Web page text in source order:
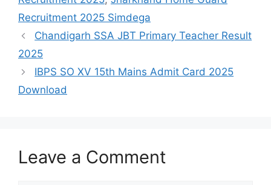
Recruitment 2025 Simdega
Chandigarh SSA JBT Primary Teacher Result
2025
IBPS SO XV 15th Mains Admit Card 2025
Download
Leave a Comment